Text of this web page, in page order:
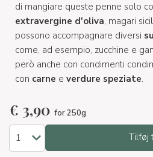
di mangiare queste penne solo
extravergine d'oliva, magari
possono accompagnare diversi
come, ad esempio, zucchine e
però anche con condimenti
con carne e verdure speziate.
€ 3,90 for 250g
Tilføj